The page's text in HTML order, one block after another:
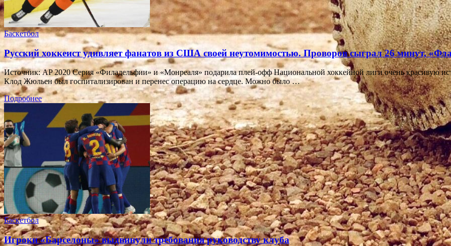
Баскетбол
Русский хоккеист удивляет фанатов из США своей неутомимостью. Проворов сыграл 26 минут,
Источник: AP 2020 Серия «Филадельфии» и «Монреаля» подарила плей-офф Национальной хоккейной лиги очень красивую
Клод Жюльен был госпитализирован и перенес операцию на сердце. Можно было …
Подробнее
Баскетбол
Игроки «Барселоны» выдвинули требования руководству клуба